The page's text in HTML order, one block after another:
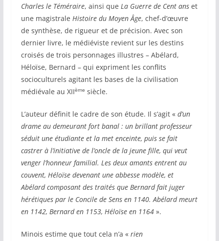
Charles le Téméraire, ainsi que La Guerre de Cent anset
une magistrale Histoire du Moyen Âge, chef-d’œuvre
de synthèse, de rigueur et de précision. Avec son
dernier livre, le médiéviste revient sur les destins
croisés de trois personnages illustres – Abélard,
Héloïse, Bernard – qui expriment les conflits
socioculturels agitant les bases de la civilisation
médiévale au XIIème siècle.
L’auteur définit le cadre de son étude. Il s’agit « d’un
drame au demeurant fort banal : un brillant professeur
séduit une étudiante et la met enceinte, puis se fait
castrer à l’initiative de l’oncle de la jeune fille, qui veut
venger l’honneur familial. Les deux amants entrent au
couvent, Héloïse devenant une abbesse modèle, et
Abélard composant des traités que Bernard fait juger
hérétiques par le Concile de Sens en 1140. Abélard meurt
en 1142, Bernard en 1153, Héloïse en 1164».
Minois estime que tout cela n’a « rien